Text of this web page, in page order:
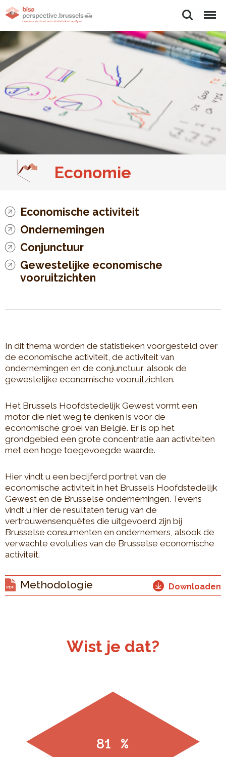
ZoekenMenu
Economie
Economische activiteit
Ondernemingen
Conjunctuur
Gewestelijke economische
vooruitzichten
In dit thema worden de statistieken voorgesteld over
de economische activiteit, de activiteit van
ondernemingen en de conjunctuur, alsook de
gewestelijke economische vooruitzichten.
Het Brussels Hoofdstedelijk Gewest vormt een
motor die niet weg te denken is voor de
economische groei van België. Er is op het
grondgebied een grote concentratie aan activiteiten
met een hoge toegevoegde waarde.
Hier vindt u een becijferd portret van de
economische activiteit in het Brussels Hoofdstedelijk
Gewest en de Brusselse ondernemingen. Tevens
vindt u hier de resultaten terug van de
vertrouwensenquêtes die uitgevoerd zijn bij
Brusselse consumenten en ondernemers, alsook de
verwachte evoluties van de Brusselse economische
activiteit.
Methodologie Downloaden
Wist je dat?
81 %